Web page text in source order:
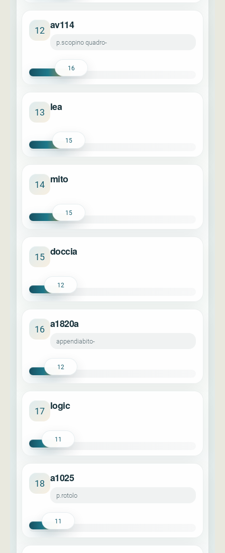
12 av114
p.scopino quadro-
16
13 lea
15
14 mito
15
15 doccia
12
16 a1820a
appendiabito-
12
17 logic
11
18 a1025
p.rotolo
11